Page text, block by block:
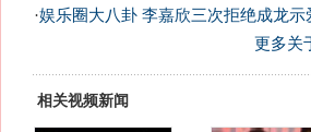
·娱乐圈大八卦 李嘉欣三次拒绝成龙示
更多关
相关视频新闻